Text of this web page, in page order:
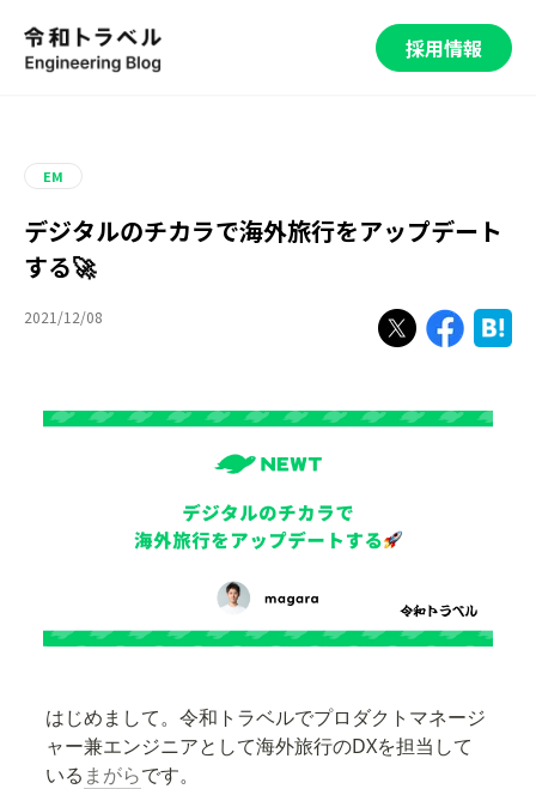
採用情報
EM
デジタルのチカラで海外旅行をアップデート
する🚀
2021/12/08
はじめまして。令和トラベルでプロダクトマネージ
ャー兼エンジニアとして海外旅行のDXを担当して
いる まがらです。